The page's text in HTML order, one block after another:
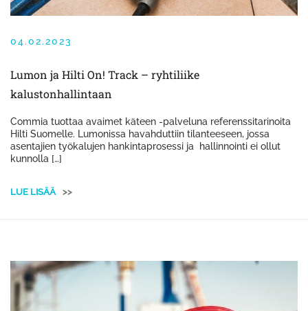
04.02.2023
Lumon ja Hilti On! Track – ryhtiliike
kalustonhallintaan
Commia tuottaa avaimet käteen -palveluna referenssitarinoita
Hilti Suomelle. Lumonissa havahduttiin tilanteeseen, jossa
asentajien työkalujen hankintaprosessi ja hallinnointi ei ollut
kunnolla […]
LUE LISÄÄ >>